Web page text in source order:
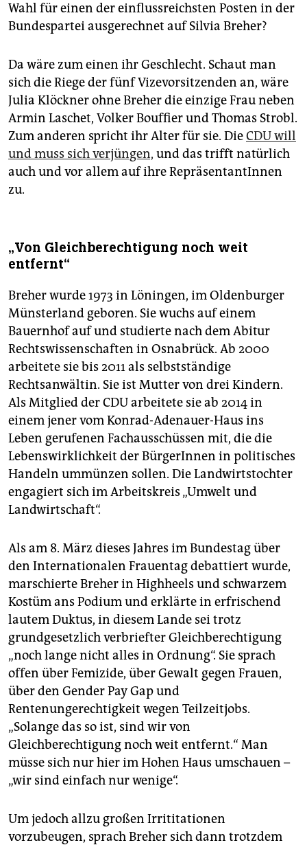
Wahl für einen der einflussreichsten Posten in der
Bundespartei ausgerechnet auf Silvia Breher?
Da wäre zum einen ihr Geschlecht. Schaut man
sich die Riege der fünf Vizevorsitzenden an, wäre
Julia Klöckner ohne Breher die einzige Frau neben
Armin Laschet, Volker Bouffier und Thomas Strobl.
Zum anderen spricht ihr Alter für sie. DieCDU will
und muss sich verjüngen, und das trifft natürlich
auch und vor allem auf ihre RepräsentantInnen
zu.
„Von Gleichberechtigung noch weit
entfernt“
Breher wurde 1973 in Löningen, im Oldenburger
Münsterland geboren. Sie wuchs auf einem
Bauernhof auf und studierte nach dem Abitur
Rechtswissenschaften in Osnabrück. Ab 2000
arbeitete sie bis 2011 als selbstständige
Rechtsanwältin. Sie ist Mutter von drei Kindern.
Als Mitglied der CDU arbeitete sie ab 2014 in
einem jener vom Konrad-Adenauer-Haus ins
Leben gerufenen Fachausschüssen mit, die die
Lebenswirklichkeit der BürgerInnen in politisches
Handeln ummünzen sollen. Die Landwirtstochter
engagiert sich im Arbeitskreis „Umwelt und
Landwirtschaft“.
Als am 8. März dieses Jahres im Bundestag über
den Internationalen Frauentag debattiert wurde,
marschierte Breher in Highheels und schwarzem
Kostüm ans Podium und erklärte in erfrischend
lautem Duktus, in diesem Lande sei trotz
grundgesetzlich verbriefter Gleichberechtigung
„noch lange nicht alles in Ordnung“. Sie sprach
offen über Femizide, über Gewalt gegen Frauen,
über den Gender Pay Gap und
Rentenungerechtigkeit wegen Teilzeitjobs.
„Solange das so ist, sind wir von
Gleichberechtigung noch weit entfernt.“ Man
müsse sich nur hier im Hohen Haus umschauen –
„wir sind einfach nur wenige“.
Um jedoch allzu großen Irrititationen
vorzubeugen, sprach Breher sich dann trotzdem